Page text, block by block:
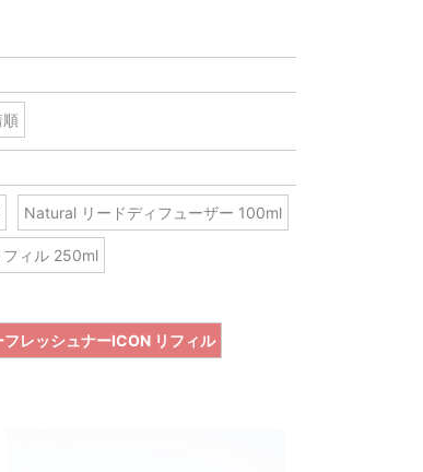
順
Natural リードディフューザー 100ml
フィル 250ml
フレッシュナーICON リフィル